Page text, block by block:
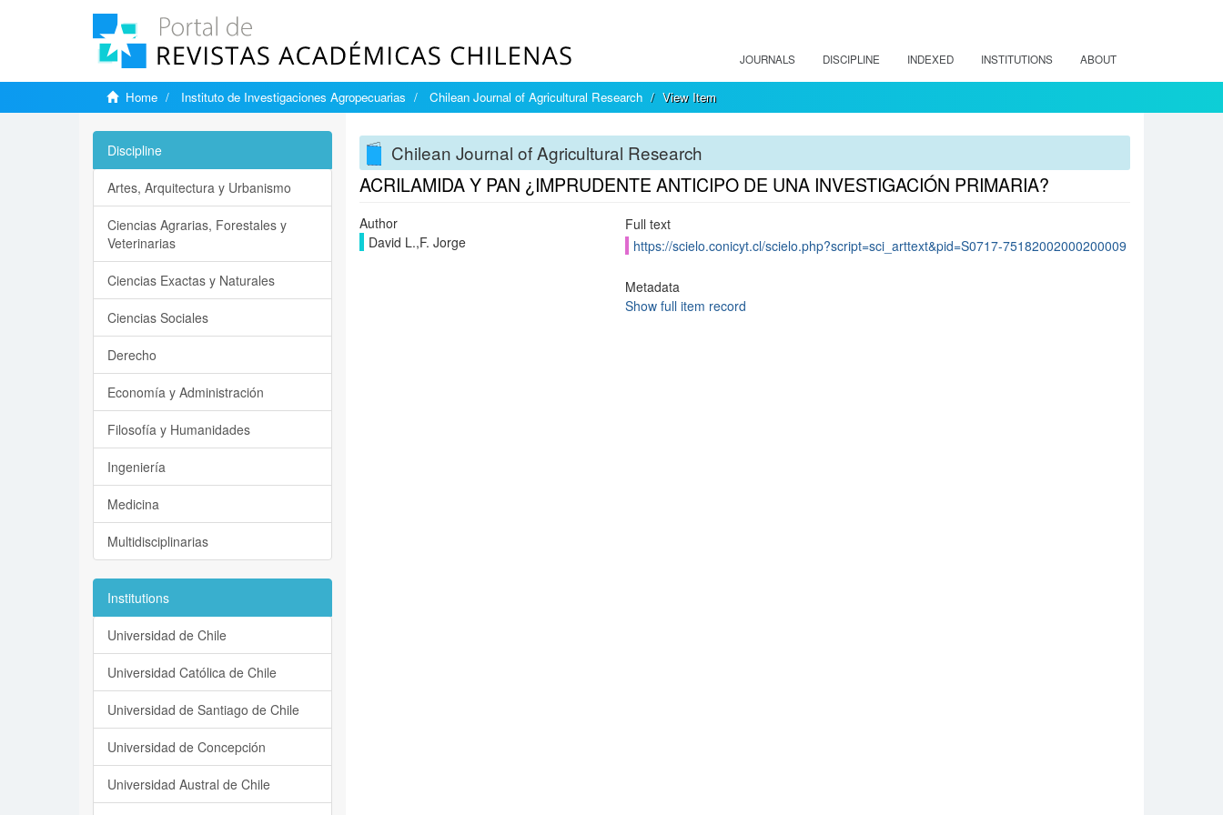
JOURNALS DISCIPLINE INDEXED INSTITUTIONS ABOUT
Home Instituto de Investigaciones Agropecuarias Chilean Journal of Agricultural Research View Item
Chilean Journal of Agricultural Research
ACRILAMIDA Y PAN ¿IMPRUDENTE ANTICIPO DE UNA INVESTIGACIÓN PRIMARIA?
Author
David L.,F. Jorge
Full text
https://scielo.conicyt.cl/scielo.php?script=sci_arttext&pid=S0717-75182002000200009
Metadata
Show full item record
Discipline
Artes, Arquitectura y Urbanismo
Ciencias Agrarias, Forestales y
Veterinarias
Ciencias Exactas y Naturales
Ciencias Sociales
Derecho
Economía y Administración
Filosofía y Humanidades
Ingeniería
Medicina
Multidisciplinarias
Institutions
Universidad de Chile
Universidad Católica de Chile
Universidad de Santiago de Chile
Universidad de Concepción
Universidad Austral de Chile